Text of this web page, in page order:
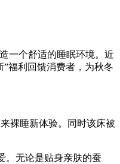
一个舒适的睡眠环境。近
福利回馈消费者，为秋冬
裸睡新体验。同时该床被
。无论是贴身亲肤的蚕